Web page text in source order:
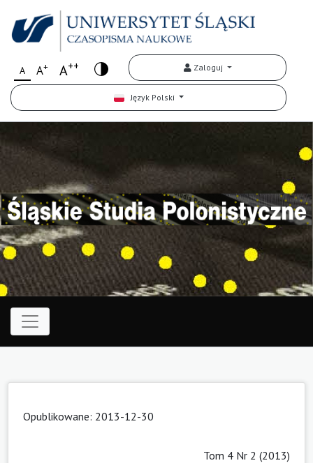
A A+ A++ Zaloguj
Język Polski
Opublikowane: 2013-12-30
Tom 4 Nr 2 (2013)